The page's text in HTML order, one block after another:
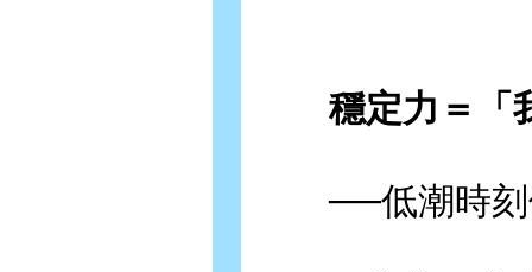
穩定力＝「
──低潮時刻